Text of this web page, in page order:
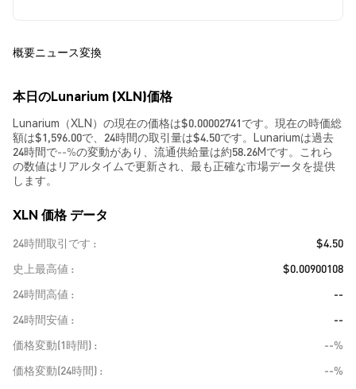
概要ニュース変換
本日のLunarium (XLN)価格
Lunarium（XLN）の現在の価格は$0.00002741です。現在の時価総
額は$1,596.00で、24時間の取引量は$4.50です。Lunariumは過去
24時間で--%の変動があり、流通供給量は約58.26Mです。これら
の数値はリアルタイムで更新され、最も正確な市場データを提供
します。
XLN 価格 データ
24時間取引です
$4.50
史上最高値
$0.00900108
24時間高値
--
24時間安値
--
価格変動(1時間)
--%
価格変動(24時間)
--%